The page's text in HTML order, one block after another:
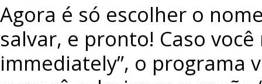
Agora é só escolher o
salvar, e pronto! Caso
immediately”, o programa